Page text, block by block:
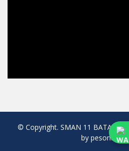
© Copyright. SMAN 11 BATAM.
by